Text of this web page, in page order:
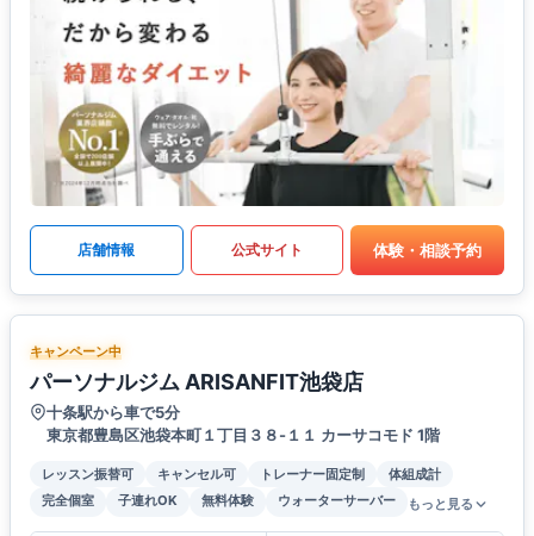
店舗情報 公式サイト 体験・相談予約
キャンペーン中
パーソナルジム ARISANFIT池袋店
十条駅から車で5分
東京都豊島区池袋本町１丁目３８-１１ カーサコモド 1階
レッスン振替可 キャンセル可 トレーナー固定制
体組成計
完全個室
子連れOK 無料体験 ウォーターサーバー もっと見る